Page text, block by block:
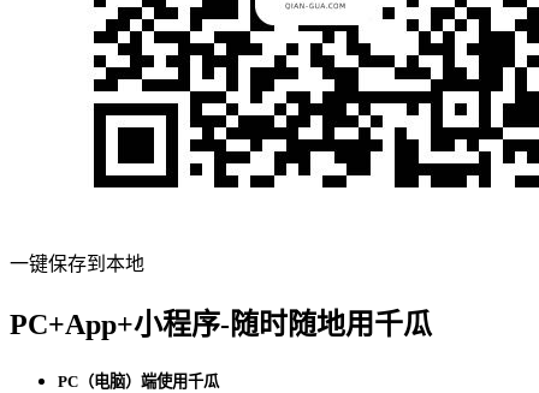
一键保存到本地
PC+App+小程序-随时随地用千瓜
PC（电脑）端使用千瓜